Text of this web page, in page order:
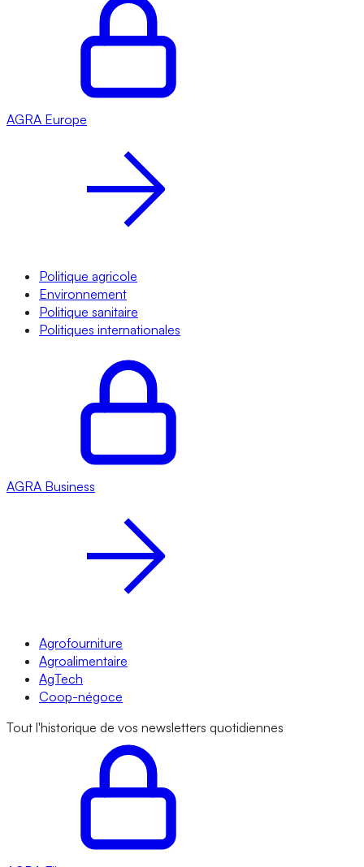
AGRA Europe
Politique agricole
Environnement
Politique sanitaire
Politiques internationales
AGRA Business
Agrofourniture
Agroalimentaire
AgTech
Coop-négoce
Tout l'historique de vos newsletters quotidiennes